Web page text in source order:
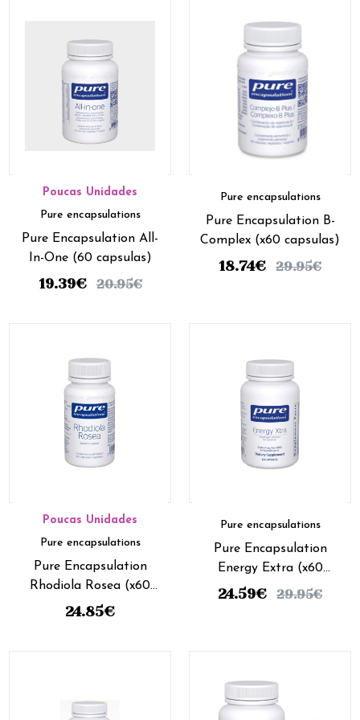
Poucas Unidades
Pure encapsulations
Pure Encapsulation All-
In-One (60 capsulas)
19.39€ 20.95€
Pure encapsulations
Pure Encapsulation B-
Complex (x60 capsulas)
18.74€ 29.95€
Poucas Unidades
Pure encapsulations
Pure Encapsulation
Rhodiola Rosea (x60
cápsulas)
24.85€
Pure encapsulations
Pure Encapsulation
Energy Extra (x60
cápsulas)
24.59€ 29.95€